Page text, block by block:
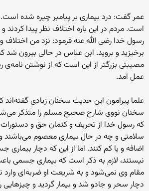
عمر گفت: درد بیماری بر پیامبر چیره شده
است. مردم در این باره اختلاف نظر پیدا کردند
رسول خدا رضی الله عنه فرمود: نزد من
برخیزید و بروید. ابن عباس در حالی بیرون
مصیبتی بزرگتر از این است که از نوشتن
عمل آمد.
علما پیرامون این حدیث سخنان زیادی گفته‌اند
سخنان نووی شارح صحیح مسلم را متذکر
که رسول خدا از تحریف و کتمان حق و
سلامتی و چه‌ در حال بیماری معصوم می‌باشند و
اضافه و یا کم کنند. اما از این که دچار
نیستند، لازم به‌ ذکر است که‌ بیماری جسمی
مقام وی نمی‌شود و به‌ شریعت او ضربه‌ای وارد
دچار سحر و جادو شد و بیمار گردید و چیزهایی